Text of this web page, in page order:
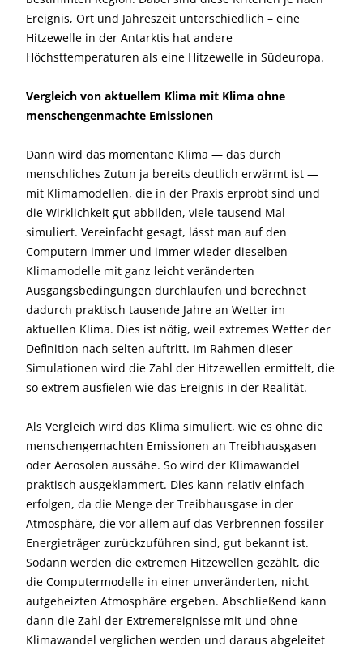
Ereignis, Ort und Jahreszeit unterschiedlich – eine
Hitzewelle in der Antarktis hat andere
Höchsttemperaturen als eine Hitzewelle in Südeuropa.
Vergleich von aktuellem Klima mit Klima ohne
menschengenmachte Emissionen
Dann wird das momentane Klima — das durch
menschliches Zutun ja bereits deutlich erwärmt ist —
mit Klimamodellen, die in der Praxis erprobt sind und
die Wirklichkeit gut abbilden, viele tausend Mal
simuliert. Vereinfacht gesagt, lässt man auf den
Computern immer und immer wieder dieselben
Klimamodelle mit ganz leicht veränderten
Ausgangsbedingungen durchlaufen und berechnet
dadurch praktisch tausende Jahre an Wetter im
aktuellen Klima. Dies ist nötig, weil extremes Wetter der
Definition nach selten auftritt. Im Rahmen dieser
Simulationen wird die Zahl der Hitzewellen ermittelt, die
so extrem ausfielen wie das Ereignis in der Realität.
Als Vergleich wird das Klima simuliert, wie es ohne die
menschengemachten Emissionen an Treibhausgasen
oder Aerosolen aussähe. So wird der Klimawandel
praktisch ausgeklammert. Dies kann relativ einfach
erfolgen, da die Menge der Treibhausgase in der
Atmosphäre, die vor allem auf das Verbrennen fossiler
Energieträger zurückzuführen sind, gut bekannt ist.
Sodann werden die extremen Hitzewellen gezählt, die
die Computermodelle in einer unveränderten, nicht
aufgeheizten Atmosphäre ergeben. Abschließend kann
dann die Zahl der Extremereignisse mit und ohne
Klimawandel verglichen werden und daraus abgeleitet